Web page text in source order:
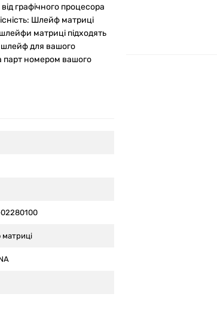
графічного процесора
Шлейф матриці
матриці підходять
шлейф для вашого
парт номером вашого